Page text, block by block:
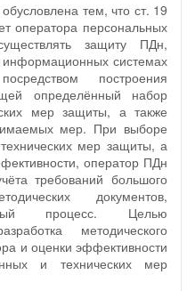
тем, что ст. 19
оператора персональных
защиту ПДн,
системах
построения
определённый набор
мер защиты, а также
мер. При выборе
мер защиты, а
оператор ПДн
требований большого
документов,
процесс. Целью
методического
и оценки эффективности
и технических мер